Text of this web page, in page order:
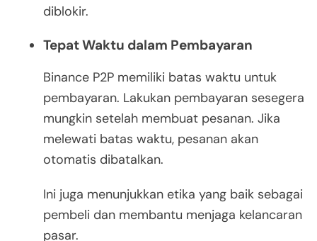
diblokir.
Tepat Waktu dalam Pembayaran
Binance P2P memiliki batas waktu untuk
pembayaran. Lakukan pembayaran sesegera
mungkin setelah membuat pesanan. Jika
melewati batas waktu, pesanan akan
otomatis dibatalkan.
Ini juga menunjukkan etika yang baik sebagai
pembeli dan membantu menjaga kelancaran
pasar.